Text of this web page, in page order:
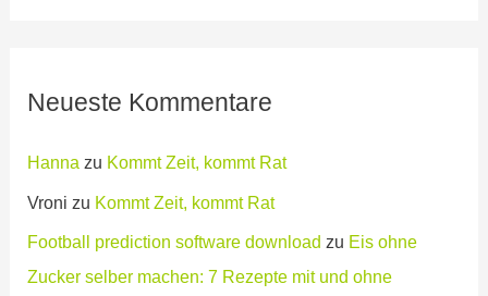
Neueste Kommentare
Hanna zu Kommt Zeit, kommt Rat
Vroni zu Kommt Zeit, kommt Rat
Football prediction software download zu Eis ohne
Zucker selber machen: 7 Rezepte mit und ohne